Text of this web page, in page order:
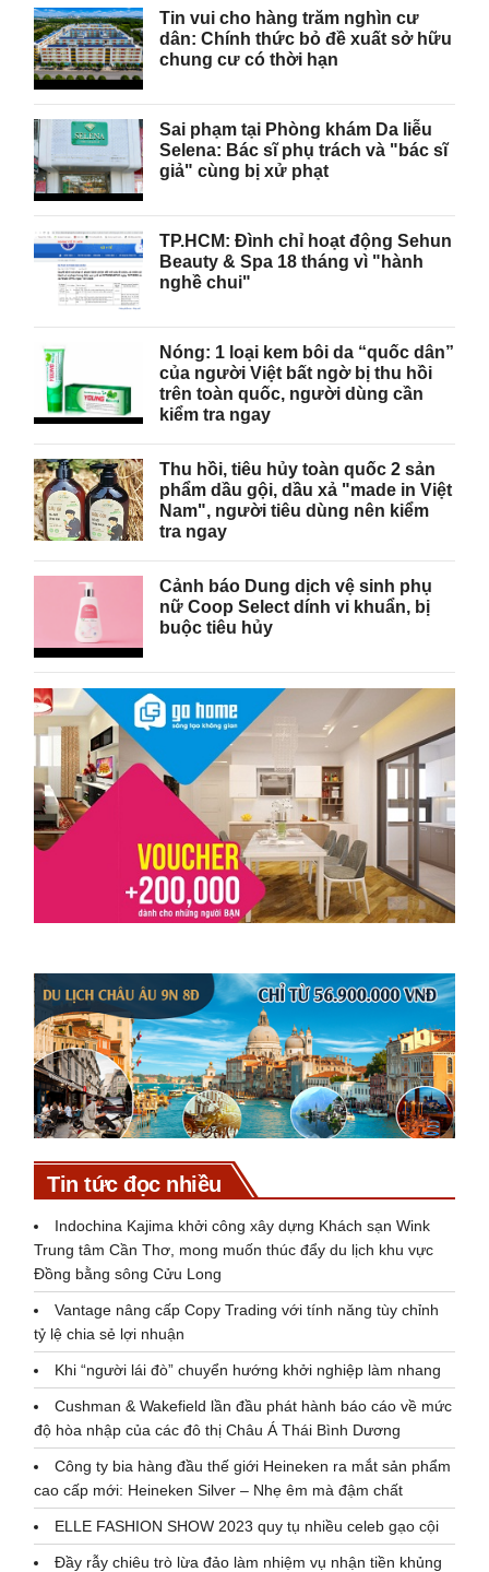
Tin vui cho hàng trăm nghìn cư
dân: Chính thức bỏ đề xuất sở hữu
chung cư có thời hạn
Sai phạm tại Phòng khám Da liễu
Selena: Bác sĩ phụ trách và "bác sĩ
giả" cùng bị xử phạt
TP.HCM: Đình chỉ hoạt động Sehun
Beauty & Spa 18 tháng vì "hành
nghề chui"
Nóng: 1 loại kem bôi da “quốc dân”
của người Việt bất ngờ bị thu hồi
trên toàn quốc, người dùng cần
kiểm tra ngay
Thu hồi, tiêu hủy toàn quốc 2 sản
phẩm dầu gội, dầu xả "made in Việt
Nam", người tiêu dùng nên kiểm
tra ngay
Cảnh báo Dung dịch vệ sinh phụ
nữ Coop Select dính vi khuẩn, bị
buộc tiêu hủy
Tin tức đọc nhiều
Indochina Kajima khởi công xây dựng Khách sạn Wink
Trung tâm Cần Thơ, mong muốn thúc đẩy du lịch khu vực
Đồng bằng sông Cửu Long
Vantage nâng cấp Copy Trading với tính năng tùy chỉnh
tỷ lệ chia sẻ lợi nhuận
Khi “người lái đò” chuyển hướng khởi nghiệp làm nhang
Cushman & Wakefield lần đầu phát hành báo cáo về mức
độ hòa nhập của các đô thị Châu Á Thái Bình Dương
Công ty bia hàng đầu thế giới Heineken ra mắt sản phẩm
cao cấp mới: Heineken Silver – Nhẹ êm mà đậm chất
ELLE FASHION SHOW 2023 quy tụ nhiều celeb gạo cội
Đầy rẫy chiêu trò lừa đảo làm nhiệm vụ nhận tiền khủng